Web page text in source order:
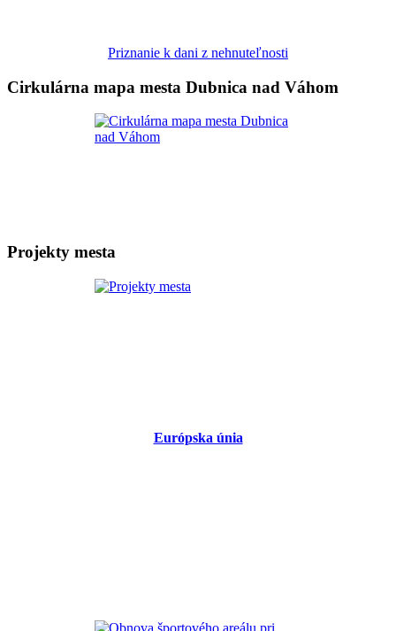
Priznanie k dani z nehnuteľnosti
Cirkulárna mapa mesta Dubnica nad Váhom
Projekty mesta
Európska únia